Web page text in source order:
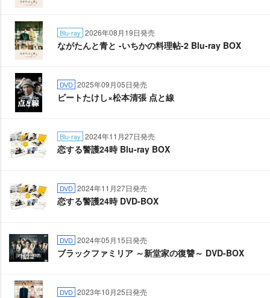
Blu-ray 2026年08月19日発売
ながたんと青と -いちかの料理帖-2 Blu-ray BOX
DVD 2025年09月05日発売
ビートたけし×松本清張 点と線
Blu-ray 2024年11月27日発売
恋する警護24時 Blu-ray BOX
DVD 2024年11月27日発売
恋する警護24時 DVD-BOX
DVD 2024年05月15日発売
ブラックファミリア ～新堂家の復讐～ DVD-BOX
DVD 2023年10月25日発売